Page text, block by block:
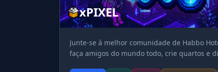
xPIXEL
Junte-se à melhor comunidade de Habbo
faça amigos do mundo todo, crie quartos e